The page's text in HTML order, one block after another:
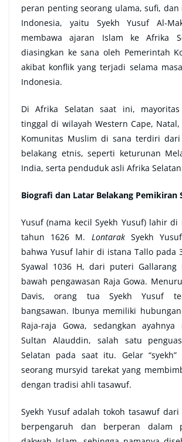
peran penting seorang ulama, sufi,
Indonesia, yaitu Syekh Yusuf Al-
membawa ajaran Islam ke Afrika
diasingkan ke sana oleh Pemerintah
akibat konflik yang terjadi selama
Indonesia.
Di Afrika Selatan saat ini,
tinggal di wilayah Western Cape,
Komunitas Muslim di sana terdiri
belakang etnis, seperti keturunan
India, serta penduduk asli Afrika
Biografi dan Latar Belakang Pemikiran
Yusuf (nama kecil Syekh Yusuf) lahir di
tahun 1626 M. LontarakSyekh
bahwa Yusuf lahir di istana Tallo pada
Syawal 1036 H, dari puteri Gallarang
bawah pengawasan Raja Gowa.
Davis, orang tua Syekh Yusuf
bangsawan. Ibunya memiliki
Raja-raja Gowa, sedangkan
Sultan Alauddin, salah satu
Selatan pada saat itu. Gelar
seorang mursyid tarekat yang
dengan tradisi ahli tasawuf.
Syekh Yusuf adalah tokoh tasawuf dari
berpengaruh dan berperan dalam